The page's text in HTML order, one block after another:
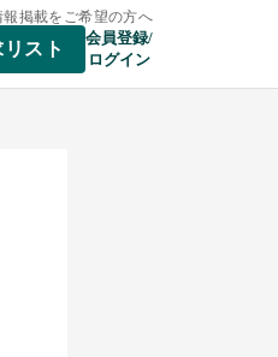
報掲載をご希望の方へ
スト
会員登録/
ログイン